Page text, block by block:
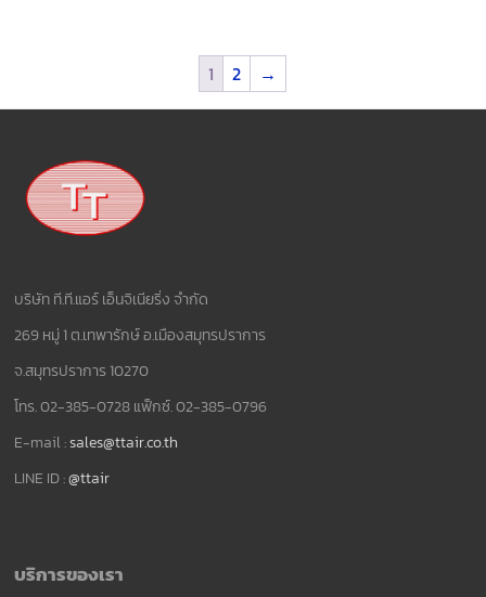
1 2 →
บริษัท ที.ที.แอร์ เอ็นจิเนียริ่ง จำกัด
269 หมู่ 1 ต.เทพารักษ์ อ.เมืองสมุทรปราการ
จ.สมุทรปราการ 10270
โทร. 02-385-0728 แฟ็กซ์. 02-385-0796
E-mail :sales@ttair.co.th
LINE ID :@ttair
บริการของเรา